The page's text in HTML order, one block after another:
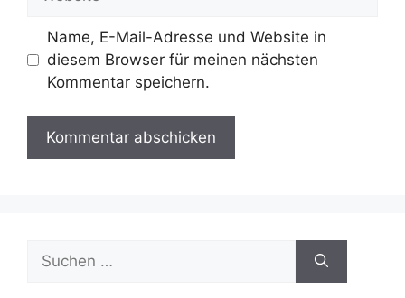
Name, E-Mail-Adresse und Website in
diesem Browser für meinen nächsten
Kommentar speichern.
Suche
nach: